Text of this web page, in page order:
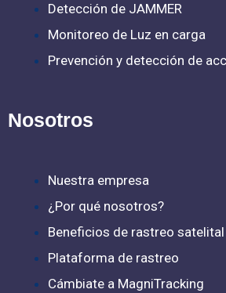
Detección de JAMMER
Monitoreo de Luz en carga
Prevención y detección de
Nosotros
Nuestra empresa
¿Por qué nosotros?
Beneficios de rastreo satelital
Plataforma de rastreo
Cámbiate a MagniTracking